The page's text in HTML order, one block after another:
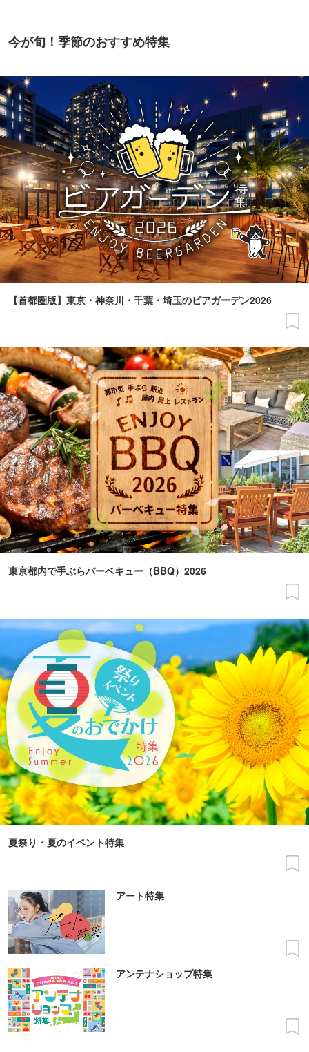
今が旬！季節のおすすめ特集
【首都圏版】東京・神奈川・千葉・埼玉のビアガーデン2026
東京都内で手ぶらバーベキュー（BBQ）2026
夏祭り・夏のイベント特集
アート特集
アンテナショップ特集